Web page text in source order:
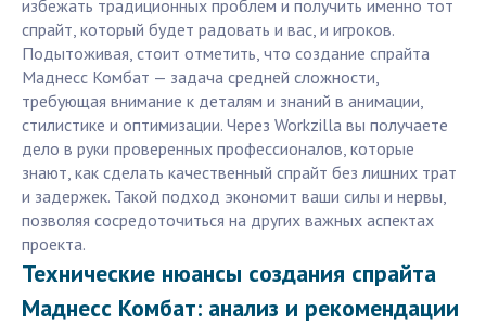
избежать традиционных проблем и получить именно тот
спрайт, который будет радовать и вас, и игроков.
Подытоживая, стоит отметить, что создание спрайта
Маднесс Комбат — задача средней сложности,
требующая внимание к деталям и знаний в анимации,
стилистике и оптимизации. Через Workzilla вы получаете
дело в руки проверенных профессионалов, которые
знают, как сделать качественный спрайт без лишних трат
и задержек. Такой подход экономит ваши силы и нервы,
позволяя сосредоточиться на других важных аспектах
проекта.
Технические нюансы создания спрайта
Маднесс Комбат: анализ и рекомендации